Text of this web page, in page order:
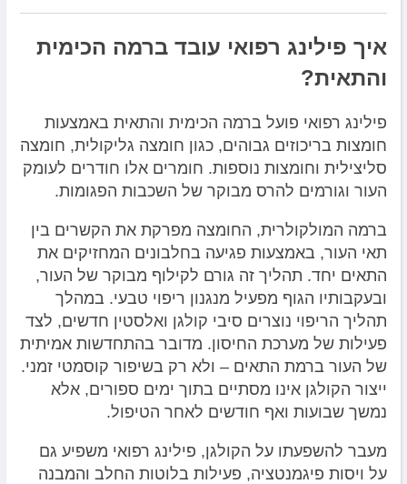
איך פילינג רפואי עובד ברמה הכימית
והתאית?
פילינג רפואי פועל ברמה הכימית והתאית באמצעות
חומצות בריכוזים גבוהים, כגון חומצה גליקולית, חומצה
סליצילית וחומצות נוספות. חומרים אלו חודרים לעומק
העור וגורמים להרס מבוקר של השכבות הפגומות.
ברמה המולקולרית, החומצה מפרקת את הקשרים בין
תאי העור, באמצעות פגיעה בחלבונים המחזיקים את
התאים יחד. תהליך זה גורם לקילוף מבוקר של העור,
ובעקבותיו הגוף מפעיל מנגנון ריפוי טבעי. במהלך
תהליך הריפוי נוצרים סיבי קולגן ואלסטין חדשים, לצד
פעילות של מערכת החיסון. מדובר בהתחדשות אמיתית
של העור ברמת התאים – ולא רק בשיפור קוסמטי זמני.
ייצור הקולגן אינו מסתיים בתוך ימים ספורים, אלא
נמשך שבועות ואף חודשים לאחר הטיפול.
מעבר להשפעתו על הקולגן, פילינג רפואי משפיע גם
על ויסות פיגמנטציה, פעילות בלוטות החלב והמבנה